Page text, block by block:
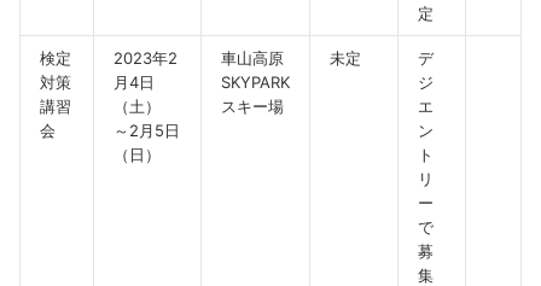
定
検定
対策
講習
会
2023年2
月4日
（土）
～2月5日
（日）
車山高原
SKYPARK
スキー場
未定
デ
ジ
エ
ン
ト
リ
ー
で
募
集